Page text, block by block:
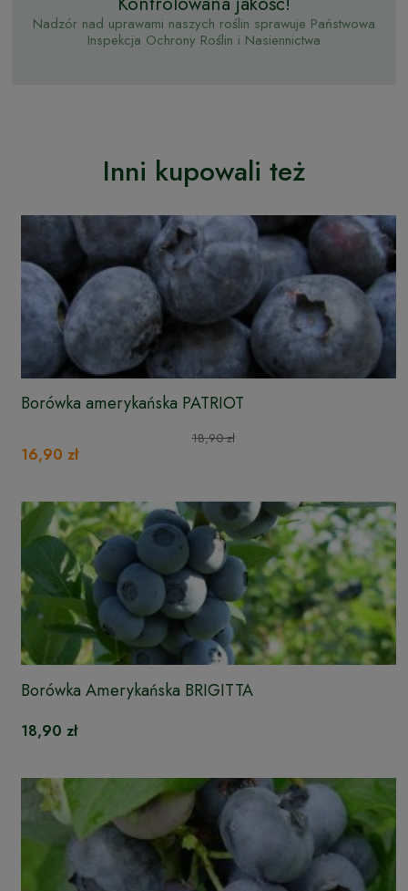
Nadzór nad uprawami naszych roślin sprawuje Państwowa
Inspekcja Ochrony Roślin i Nasiennictwa
Inni kupowali też
Borówka amerykańska PATRIOT
18,90 zł
16,90 zł
Borówka Amerykańska BRIGITTA
18,90 zł